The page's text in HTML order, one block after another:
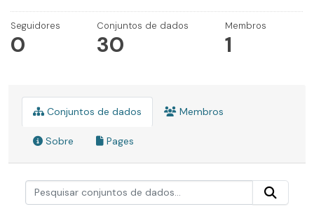
Seguidores
0
Conjuntos de dados
30
Membros
1
Conjuntos de dados Membros
Sobre Pages